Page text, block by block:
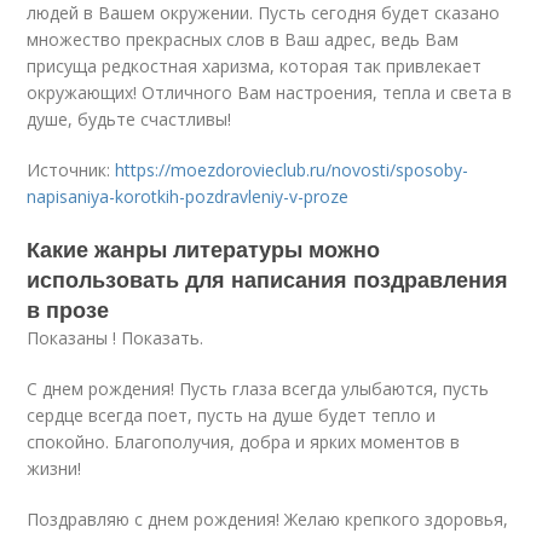
людей в Вашем окружении. Пусть сегодня будет сказано
множество прекрасных слов в Ваш адрес, ведь Вам
присуща редкостная харизма, которая так привлекает
окружающих! Отличного Вам настроения, тепла и света в
душе, будьте счастливы!
Источник:https://moezdorovieclub.ru/novosti/sposoby-
napisaniya-korotkih-pozdravleniy-v-proze
Какие жанры литературы можно
использовать для написания поздравления
в прозе
Показаны ! Показать.
С днем рождения! Пусть глаза всегда улыбаются, пусть
сердце всегда поет, пусть на душе будет тепло и
спокойно. Благополучия, добра и ярких моментов в
жизни!
Поздравляю с днем рождения! Желаю крепкого здоровья,